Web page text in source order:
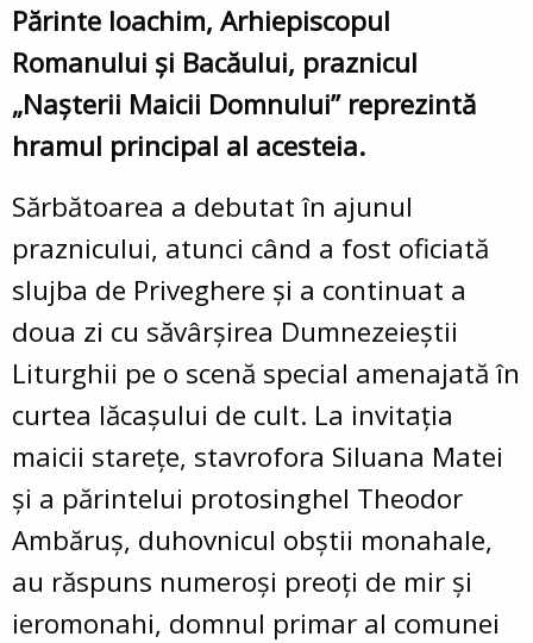
Părinte Ioachim, Arhiepiscopul
Romanului și Bacăului, praznicul
„Nașterii Maicii Domnului” reprezintă
hramul principal al acesteia.
Sărbătoarea a debutat în ajunul
praznicului, atunci când a fost oficiată
slujba de Priveghere și a continuat a
doua zi cu săvârșirea Dumnezeieștii
Liturghii pe o scenă special amenajată în
curtea lăcașului de cult. La invitația
maicii starețe, stavrofora Siluana Matei
și a părintelui protosinghel Theodor
Ambăruș, duhovnicul obștii monahale,
au răspuns numeroși preoți de mir și
ieromonahi, domnul primar al comunei